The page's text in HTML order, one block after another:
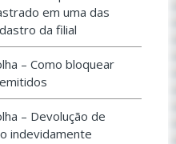
em uma das
da filial
– Como bloquear
– Devolução de
indevidamente